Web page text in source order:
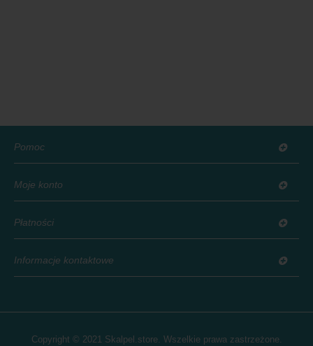
Pomoc
Moje konto
Płatności
Informacje kontaktowe
Copyright © 2021 Skalpel.store. Wszelkie prawa zastrzeżone.